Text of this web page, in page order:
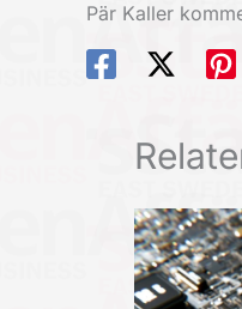
Pär Kaller